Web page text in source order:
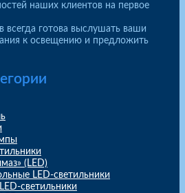
наших клиентов на первое
всегда готова выслушать ваши
к освещению и предложить
(LED)
LED-светильники
светильники